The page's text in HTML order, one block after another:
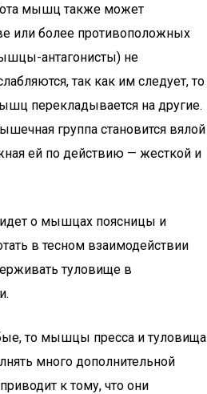
мышц также может
или более противоположных
антагонисты) не
так как им следует, то
перекладывается на другие.
группа становится вялой
ей по действию — жесткой и
идет о мышцах поясницы и
в тесном взаимодействии
туловище в
то мышцы пресса и туловища
много дополнительной
к тому, что они